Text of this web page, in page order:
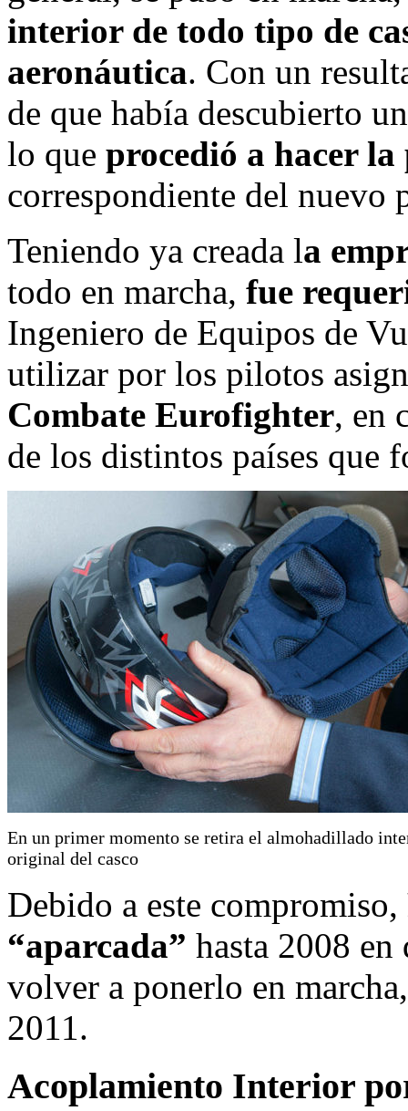
interior de todo tipo de
aeronáutica. Con un
de que había descubierto
lo que procedió a hacer
correspondiente del nuevo
Teniendo ya creada la
todo en marcha, fue
Ingeniero de Equipos de
utilizar por los pilotos
Combate Eurofighter, en
de los distintos países que
En un primer momento se retira el almohadillado
original del casco
Debido a este compromiso,
“aparcada” hasta 2008
volver a ponerlo en
2011.
Acoplamiento Interior